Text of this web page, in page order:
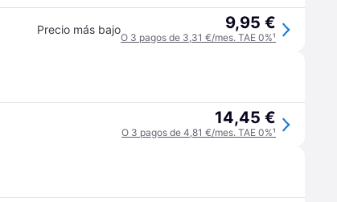
Precio más bajo 9,95 €
O 3 pagos de 3,31 €/mes. TAE 0%¹
14,45 €
O 3 pagos de 4,81 €/mes. TAE 0%¹